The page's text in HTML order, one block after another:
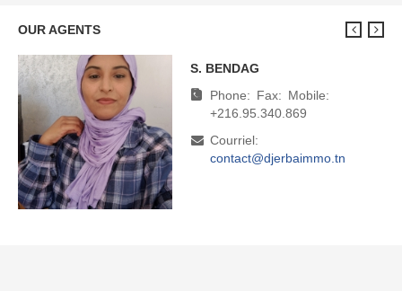
OUR AGENTS
S. BENDAG
Phone: Fax: Mobile:
+216.95.340.869
Courriel:
contact@djerbaimmo.tn
M. BOUDHINA
Phone: Fax: Mobile:
+216.95.340.869
Courriel:
direction@djerbaimmo.tn